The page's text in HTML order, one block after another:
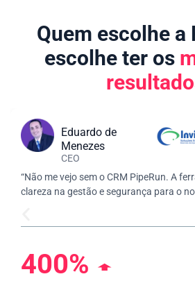
Quem escolhe a
escolhe ter os
Eduardo de
Menezes
CEO
“Não me vejo sem o CRM PipeRun. A
clareza na gestão e segurança para o
400% ➧